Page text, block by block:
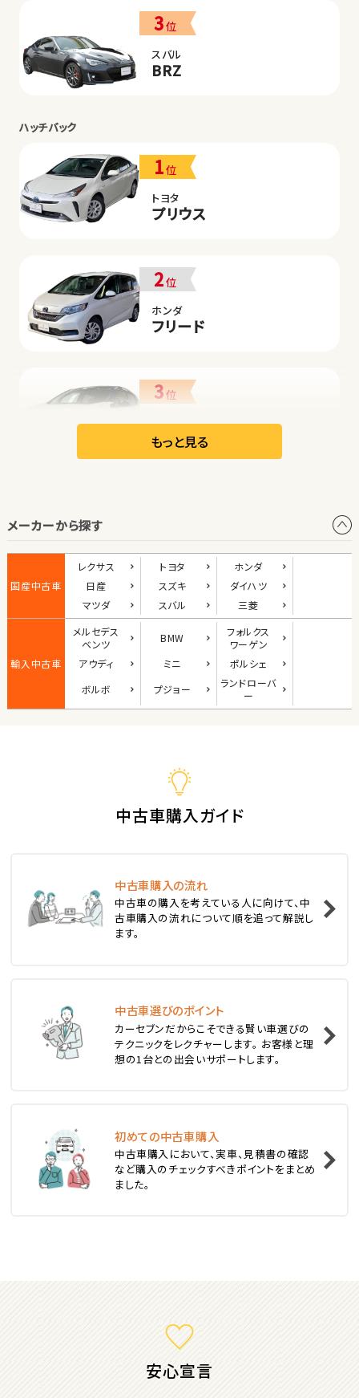
3位
スバル
BRZ
ハッチバック
1位
トヨタ
プリウス
2位
ホンダ
フリード
3位
日産
リーフ
1位
ダイハツ
コペン
2
ロードスター
ホンダ
S660
1位
2位
スバル
レガシィツーリングワゴン
3位
トヨタ
カローラフィールダー
2
もっと見る
メーカーから探す
国産中古車
レクサス トヨタ
ホンダ
日産
スズキ
ダイハツ
マツダ
スバル 三菱
輸入中古車
メルセデス
ベンツ
BMW
フォルクス
ワーゲン
アウディ
ミニ
ポルシェ
ボルボ
プジョー ランドローバ
ー
中古車購入ガイド
中古車購入の流れ
中古車の購入を考えている人に向けて、中
古車購入の流れについて順を追って解説し
ます。
中古車選びのポイント
カーセブンだからこそできる賢い車選びの
テクニックをレクチャーします。 お客様と理
想の1台との出会いサポートします。
初めての中古車購入
中古車購入において、実車、見積書の確認
など購入のチェックすべきポイントをまとめ
ました。
安心宣言